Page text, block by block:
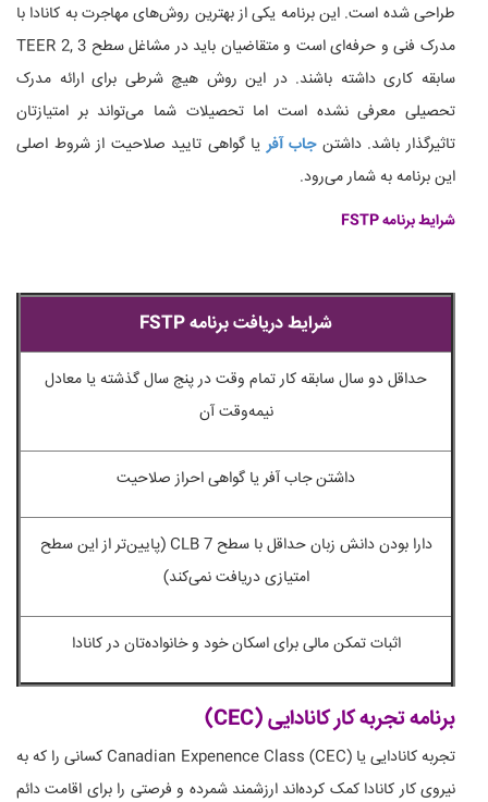
طراحی شده است. این برنامه یکی از بهترین روش‌های مهاجرت به کانادا با
مدرک فنی و حرفه‌ای است و متقاضیان باید در مشاغل سطح TEER 2, 3
سابقه کاری داشته باشند. در این روش هیچ شرطی برای ارائه مدرک
تحصیلی معرفی نشده است اما تحصیلات شما می‌تواند بر امتیازتان
تاثیرگذار باشد. داشتنجاب آفر یا گواهی تایید صلاحیت از شروط اصلی
این برنامه به شمار می‌رود.
شرایط برنامه FSTP
شرایط دریافت برنامه FSTP
حداقل دو سال سابقه کار تمام وقت در پنج سال گذشته یا معادل
نیمه‌وقت آن
داشتن جاب آفر یا گواهی احراز صلاحیت
دارا بودن دانش زبان حداقل با سطح CLB 7 (پایین‌تر از این سطح
امتیازی دریافت نمی‌کند)
اثبات تمکن مالی برای اسکان خود و خانواده‌تان در کانادا
برنامه تجربه کار کانادایی (CEC)
تجربه کانادایی یا Canadian Expenence Class (CEC) کسانی را که به
نیروی کار کانادا کمک کرده‌اند ارزشمند شمرده و فرصتی را برای اقامت دائم